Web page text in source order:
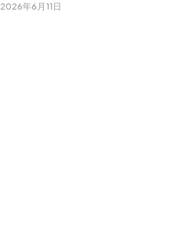
2026年6月11日